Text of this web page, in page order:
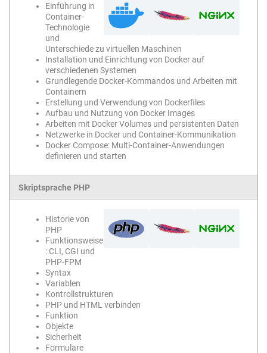
Einführung in
Container-
Technologie
und
Unterschiede zu virtuellen Maschinen
Installation und Einrichtung von Docker auf
verschiedenen Systemen
Grundlegende Docker-Kommandos und Arbeiten mit
Containern
Erstellung und Verwendung von Dockerfiles
Aufbau und Nutzung von Docker Images
Arbeiten mit Docker Volumes und persistenten Daten
Netzwerke in Docker und Container-Kommunikation
Docker Compose: Multi-Container-Anwendungen
definieren und starten
Skriptsprache PHP
Historie von
PHP
Funktionsweise
: CLI, CGI und
PHP-FPM
Syntax
Variablen
Kontrollstrukturen
PHP und HTML verbinden
Funktion
Objekte
Sicherheit
Formulare